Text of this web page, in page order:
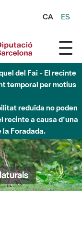
CA ES
del Fai - El recinte
temporal per motius
reduïda no poden
recinte a causa d'una
la Foradada.